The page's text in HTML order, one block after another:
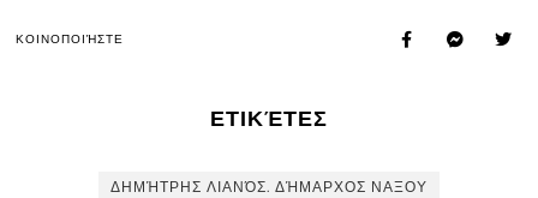
ΚΟΙΝΟΠΟΙΉΣΤΕ
ΕΤΙΚΈΤΕΣ
ΔΗΜΉΤΡΗΣ ΛΙΑΝΌΣ. ΔΉΜΑΡΧΟΣ ΝΑΞΟΥ